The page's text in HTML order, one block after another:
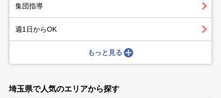
集団指導
週1日からOK
もっと見る
埼玉県で人気のエリアから探す